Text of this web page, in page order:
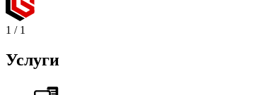
1 / 1
Услуги